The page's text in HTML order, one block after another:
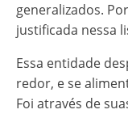
generalizados.
justificada nessa
Essa entidade
redor, e se
Foi através de